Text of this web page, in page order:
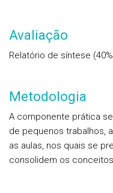
Avaliação
Relatório de síntese
Metodologia
A componente prática
de pequenos trabalhos,
as aulas, nos quais se
consolidem os